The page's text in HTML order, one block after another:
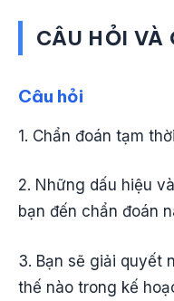
CÂU HỎI VÀ
Câu hỏi
1. Chẩn đoán tạm
2. Những dấu hiệu
bạn đến chẩn đoán
3. Bạn sẽ giải quyết
thế nào trong kế